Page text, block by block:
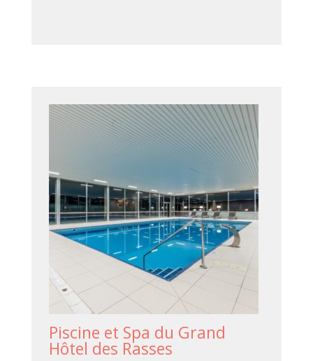
Piscine et Spa du Grand
Hôtel des Rasses